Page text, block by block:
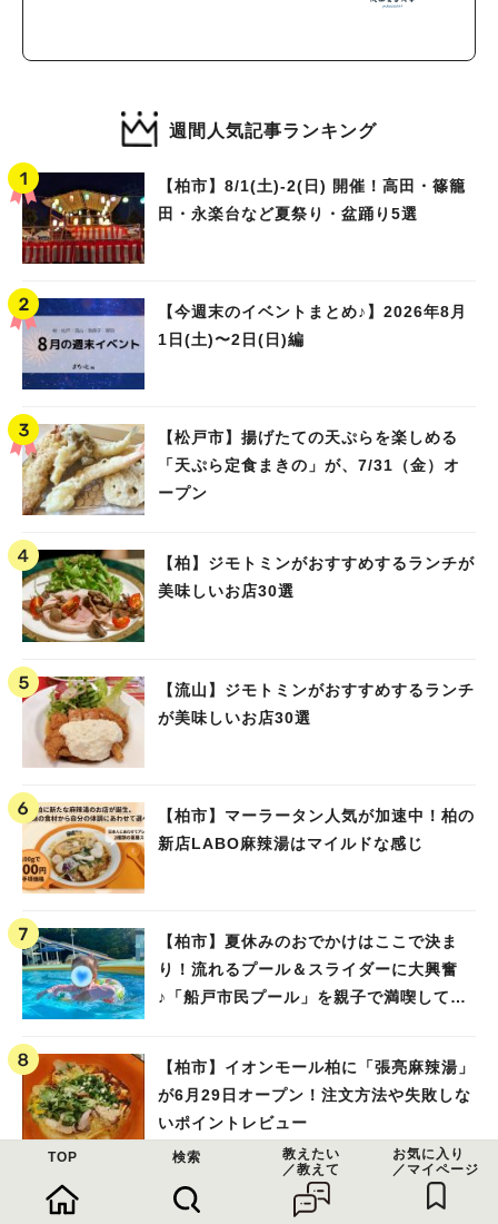
週間人気記事ランキング
【柏市】8/1(土)‐2(日) 開催！高田・篠籠
田・永楽台など夏祭り・盆踊り5選
【今週末のイベントまとめ♪】2026年8月
1日(土)〜2日(日)編
【松戸市】揚げたての天ぷらを楽しめる
「天ぷら定食まきの」が、7/31（金）オ
ープン
【柏】ジモトミンがおすすめするランチが
美味しいお店30選
【流山】ジモトミンがおすすめするランチ
が美味しいお店30選
【柏市】マーラータン人気が加速中！柏の
新店LABO麻辣湯はマイルドな感じ
【柏市】夏休みのおでかけはここで決ま
り！流れるプール＆スライダーに大興奮
♪「船戸市民プール」を親子で満喫してき
【柏市】イオンモール柏に「張亮麻辣湯」
が6月29日オープン！注文方法や失敗しな
いポイントレビュー
【流山市】吹き抜けのある広々とした店内
TOP 検索
教えたい
／教えて
お気に入り
／マイページ